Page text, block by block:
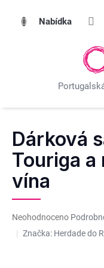
obsah
Dárková
Touriga a
vína
Průměrné
hodnocení
produktu
Neohodnoceno
Značka: Herdade do